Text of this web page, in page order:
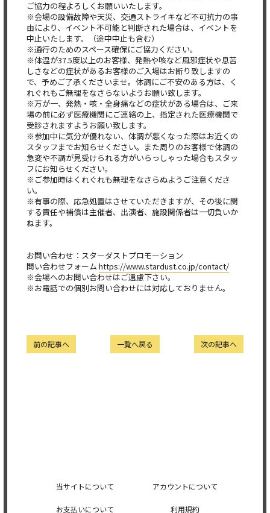
ご協力の程よろしくお願いいたします。
※会場の設備故障や天災、交通ストライキなど不可抗力の事
由により、イベント不可能と判断された場合は、イベントを
中止いたします。（途中中止も含む）
※通行のためのスペース確保にご協力ください。
※体温が37.5度以上のお客様、発熱や咳など風邪症状や息苦
しさなどの症状があるお客様のご入場はお断り致しますの
で、予めご了承くださいませ。体調にご不安のある方は、く
れぐれもご無理をなさらないようお願い致します。
※万が一、発熱・咳・全身痛などの症状がある場合は、ご来
場の前に必ず医療機関にご連絡の上、指定された医療機関で
受診されますようお願い致します。
※参加中に気分が優れない、体調が悪くなった際はお近くの
スタッフまでお知らせください。また周りのお客様で体調の
急変や不調が見受けられる方がいらっしゃった場合もスタッ
フにお知らせください。
※ご参加時はくれぐれも無理をなさらぬようご注意くださ
い。
※有事の際、応急処置はさせていただきますが、その後に関
する責任や補償は主催者、出演者、施設関係者は一切負いか
ねます。
お問い合わせ：スターダストプロモーション
問い合わせフォーム https://www.stardust.co.jp/contact/
※会場へのお問い合わせはご遠慮下さい。
※お電話での個別お問い合わせには対応しておりません。
次の記事へ
一覧へ戻る
前の記事へ
当サイトについて アカウントについて
お支払いについて 利用規約